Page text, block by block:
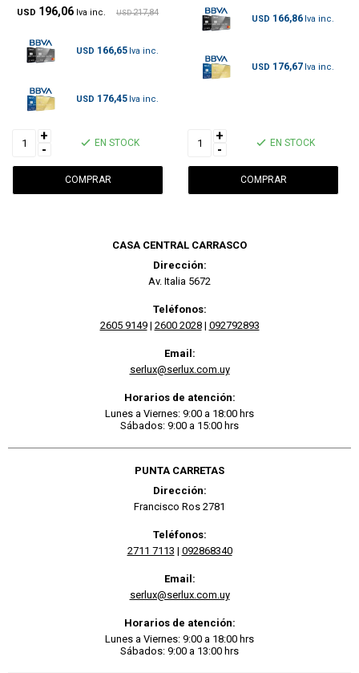
USD 196,06 USD 217,84
USD 166,65
USD 176,45
+
-
EN STOCK
USD 166,86
USD 176,67
+
-
EN STOCK
CASA CENTRAL CARRASCO
Dirección:
Av. Italia 5672
Teléfonos:
2605 9149| 2600 2028| 092792893
Email:
serlux@serlux.com.uy
Horarios de atención:
Lunes a Viernes: 9:00 a 18:00 hrs
Sábados: 9:00 a 15:00 hrs
PUNTA CARRETAS
Dirección:
Francisco Ros 2781
Teléfonos:
2711 7113 | 092868340
Email:
serlux@serlux.com.uy
Horarios de atención:
Lunes a Viernes: 9:00 a 18:00 hrs
Sábados: 9:00 a 13:00 hrs